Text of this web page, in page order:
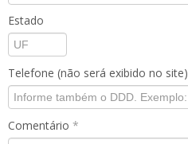
Estado
Telefone (não será exibido no site)
Comentário *